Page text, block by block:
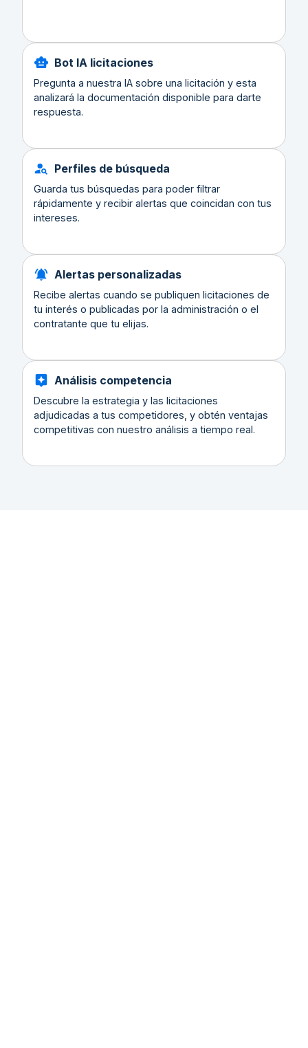
Bot IA licitaciones
Pregunta a nuestra IA sobre una licitación y esta
analizará la documentación disponible para darte
respuesta.
Perfiles de búsqueda
Guarda tus búsquedas para poder filtrar
rápidamente y recibir alertas que coincidan con tus
intereses.
Alertas personalizadas
Recibe alertas cuando se publiquen licitaciones de
tu interés o publicadas por la administración o el
contratante que tu elijas.
Análisis competencia
Descubre la estrategia y las licitaciones
adjudicadas a tus competidores, y obtén ventajas
competitivas con nuestro análisis a tiempo real.